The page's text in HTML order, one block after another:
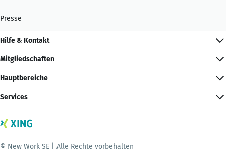
Presse
Hilfe & Kontakt
Mitgliedschaften
Hauptbereiche
Services
© New Work SE | Alle Rechte vorbehalten